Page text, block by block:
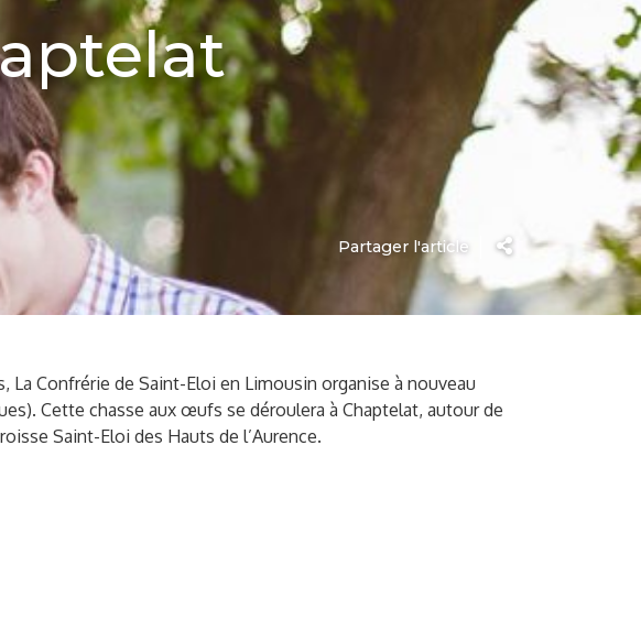
Partager l'article
Confrérie de Saint-Eloi en Limousin organise à nouveau
Cette chasse aux œufs se déroulera à Chaptelat, autour de
Saint-Eloi des Hauts de l’Aurence.